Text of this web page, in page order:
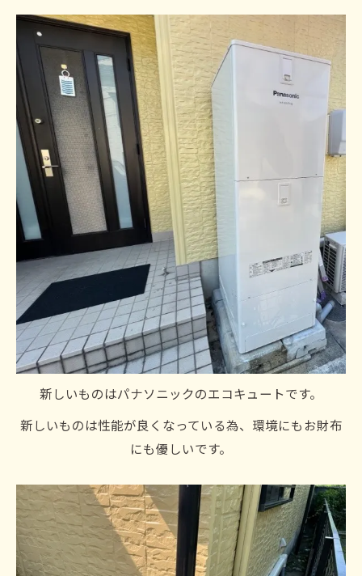
新しいものはパナソニックのエコキュートです。
新しいものは性能が良くなっている為、環境にもお財布
にも優しいです。